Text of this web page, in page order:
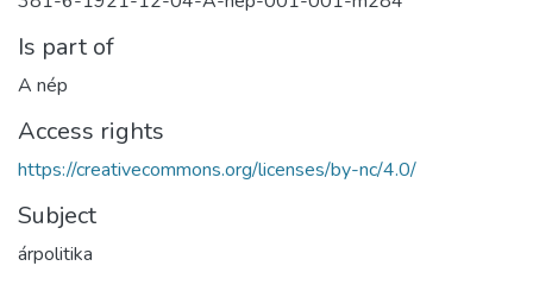
Is part of
A nép
Access rights
https://creativecommons.org/licenses/by-nc/4.0/
Subject
árpolitika